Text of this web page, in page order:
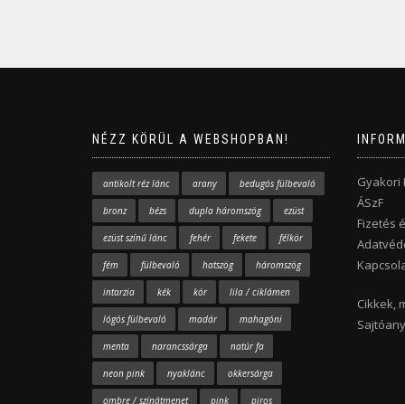
NÉZZ KÖRÜL A WEBSHOPBAN!
antikolt réz lánc arany bedugós fülbevaló
bronz bézs dupla háromszög ezüst
ezüst színű lánc fehér fekete félkör
fém fülbevaló hatszög háromszög
intarzia kék kör lila / ciklámen
lógós fülbevaló madár mahagóni
menta narancssárga natúr fa
neon pink nyaklánc okkersárga
ombre / színátmenet pink piros
Gyakori
ÁSzF
Fizetés
Cikkek,